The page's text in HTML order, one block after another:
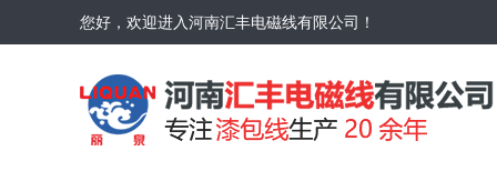
您好，欢迎进入河南汇丰电磁线有限公司！